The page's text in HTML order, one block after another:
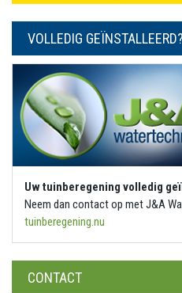
VOLLEDIG GEÏNSTALLEERD?
Uw tuinberegening volledig
Neem dan contact op met J&A
tuinberegening.nu
CONTACT